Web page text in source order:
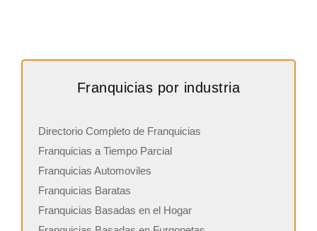
Franquicias por industria
Directorio Completo de Franquicias
Franquicias a Tiempo Parcial
Franquicias Automoviles
Franquicias Baratas
Franquicias Basadas en el Hogar